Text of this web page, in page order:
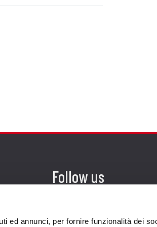
ed annunci, per fornire funzionalità dei
Follow us